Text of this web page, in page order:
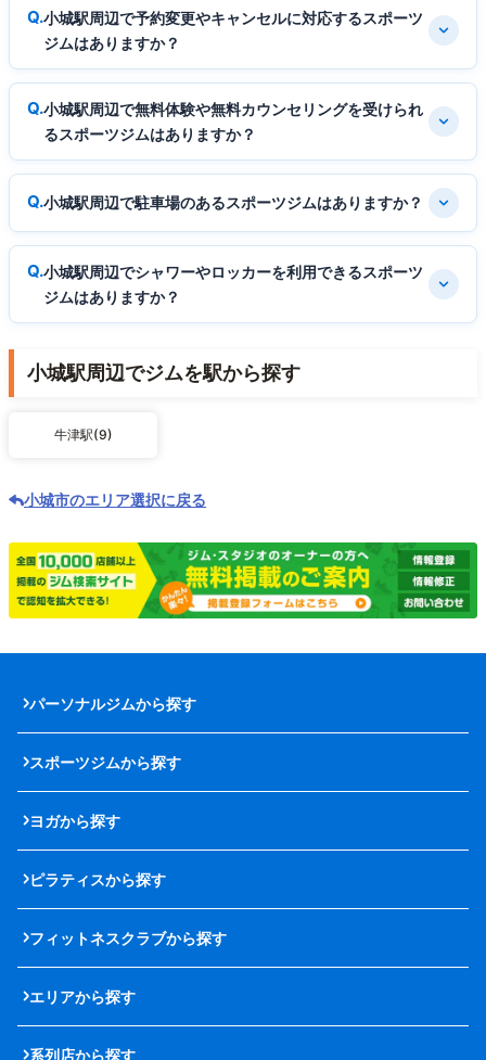
小城駅周辺で予約変更やキャンセルに対応するスポーツ
ジムはありますか？
小城駅周辺で無料体験や無料カウンセリングを受けられ
るスポーツジムはありますか？
小城駅周辺で駐車場のあるスポーツジムはありますか？
小城駅周辺でシャワーやロッカーを利用できるスポーツ
ジムはありますか？
小城駅周辺でジムを駅から探す
牛津駅(9)
小城市のエリア選択に戻る
パーソナルジムから探す
スポーツジムから探す
ヨガから探す
ピラティスから探す
フィットネスクラブから探す
エリアから探す
系列店から探す